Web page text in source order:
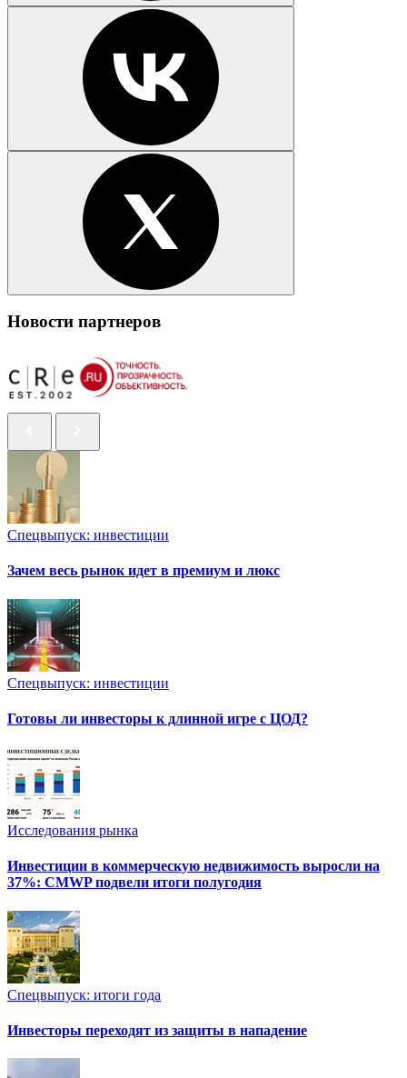
Новости партнеров
Спецвыпуск: инвестиции
Зачем весь рынок идет в премиум и люкс
Спецвыпуск: инвестиции
Готовы ли инвесторы к длинной игре с ЦОД?
Исследования рынка
Инвестиции в коммерческую недвижимость выросли на
37%: CMWP подвели итоги полугодия
Спецвыпуск: итоги года
Инвесторы переходят из защиты в нападение